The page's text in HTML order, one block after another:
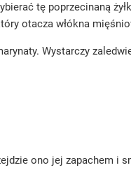
tę poprzecinaną
otacza włókna
Wystarczy
ono jej zapachem